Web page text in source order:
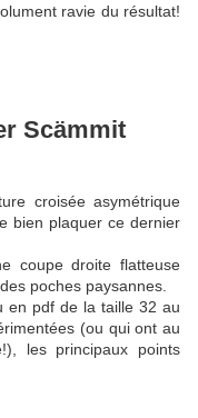
ravie du résultat!
Scämmit
croisée asymétrique
bien plaquer ce dernier
coupe droite flatteuse
poches paysannes.
en pdf de la taille 32 au
(ou qui ont au
les principaux points